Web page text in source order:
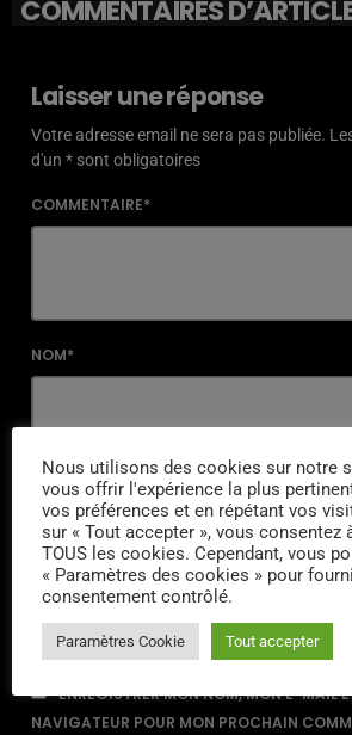
COMMENTAIRES
Laisser une réponse
Votre adresse email ne sera pas publiée.
d'un * sont obligatoires
COMMENTAIRE*
NOM*
EMAIL*
URL
ENREGISTRER MON NOM, MON E-MAIL
NAVIGATEUR POUR MON PROCHAIN
Nous utilisons des cookies sur notre
vous offrir l'expérience la plus
vos préférences et en répétant vos
sur « Tout accepter », vous consentez
TOUS les cookies. Cependant, vous
« Paramètres des cookies » pour
consentement contrôlé.
Paramètres Cookie Tout accepter